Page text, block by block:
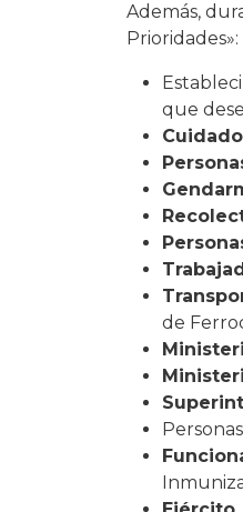
Además,
Prioridades»:
que
de